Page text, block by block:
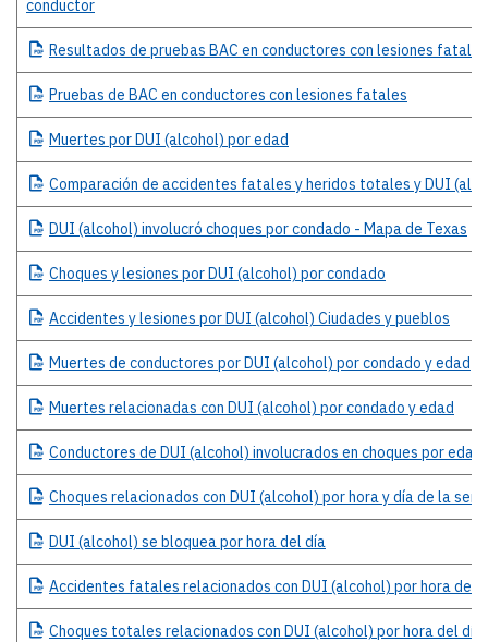
conductor
Resultados de pruebas BAC en conductores con lesiones fatales
Pruebas de BAC en conductores con lesiones fatales
Muertes por DUI (alcohol) por edad
Comparación de accidentes fatales y heridos totales y DUI
DUI (alcohol) involucró choques por condado - Mapa de Texas
Choques y lesiones por DUI (alcohol) por condado
Accidentes y lesiones por DUI (alcohol) Ciudades y pueblos
Muertes de conductores por DUI (alcohol) por condado y edad
Muertes relacionadas con DUI (alcohol) por condado y edad
Conductores de DUI (alcohol) involucrados en choques por edad
Choques relacionados con DUI (alcohol) por hora y día de la
DUI (alcohol) se bloquea por hora del día
Accidentes fatales relacionados con DUI (alcohol) por hora del
Choques totales relacionados con DUI (alcohol) por hora del día